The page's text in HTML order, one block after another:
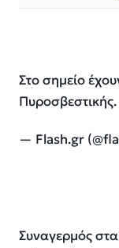
Στο σημείο
Πυροσβεστικής.
— Flash.gr
Συναγερμός